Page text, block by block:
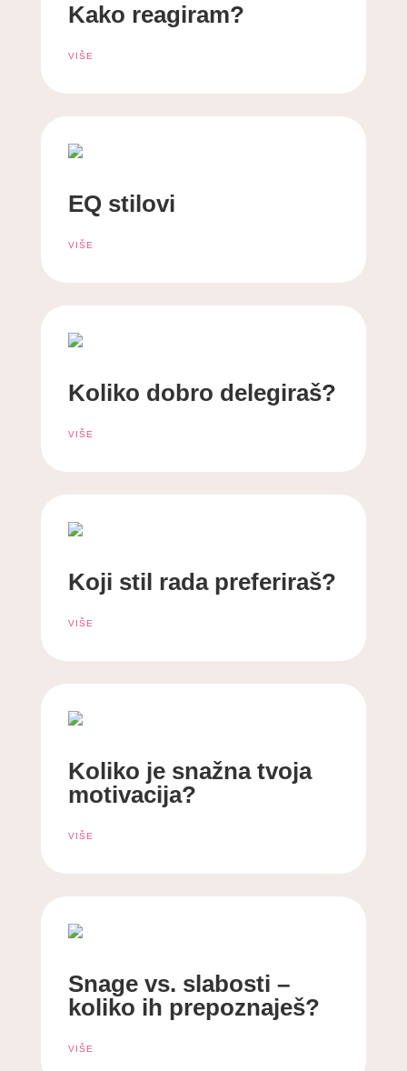
Kako reagiram?
VIŠE
EQ stilovi
VIŠE
Koliko dobro delegiraš?
VIŠE
Koji stil rada preferiraš?
VIŠE
Koliko je snažna tvoja
motivacija?
VIŠE
Snage vs. slabosti –
koliko ih prepoznaješ?
VIŠE